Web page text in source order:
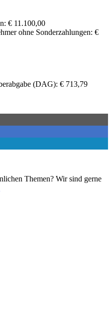
€ 11.100,00
ohne Sonderzahlungen: €
(DAG): € 713,79
Themen? Wir sind gerne